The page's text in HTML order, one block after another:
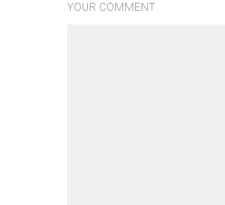
YOUR COMMENT